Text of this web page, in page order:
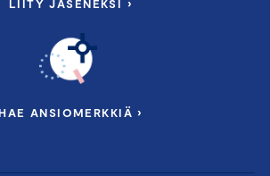
LIITY JÄSENEKSI ›
ANSIOMERKKIÄ ›